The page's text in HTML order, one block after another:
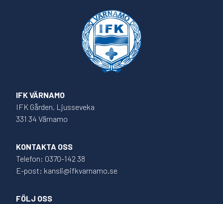
IFK VÄRNAMO
IFK Gården, Ljusseveka
331 34 Värnamo
KONTAKTA OSS
Telefon: 0370-142 38
E-post: kansli@ifkvarnamo.se
FÖLJ OSS